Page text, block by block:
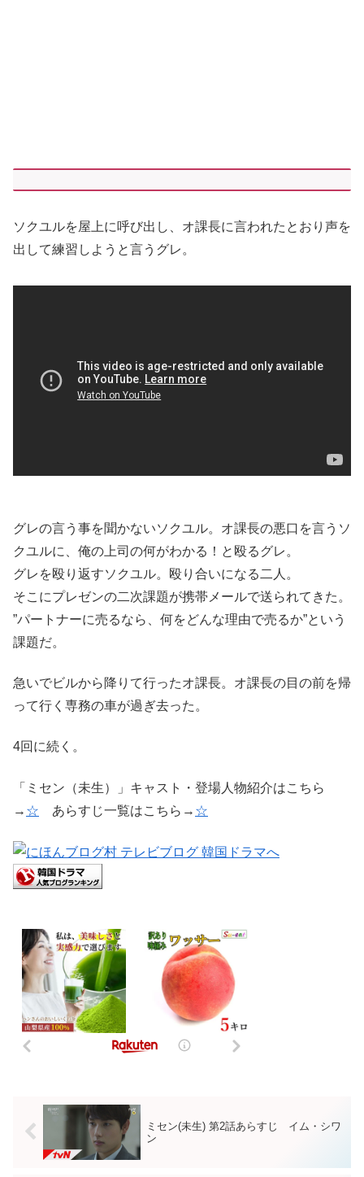
ソクユルを屋上に呼び出し、オ課長に言われたとおり声を
出して練習しようと言うグレ。
グレの言う事を聞かないソクユル。オ課長の悪口を言うソ
クユルに、俺の上司の何がわかる！と殴るグレ。
グレを殴り返すソクユル。殴り合いになる二人。
そこにプレゼンの二次課題が携帯メールで送られてきた。
”パートナーに売るなら、何をどんな理由で売るか”という
課題だ。
急いでビルから降りて行ったオ課長。オ課長の目の前を帰
って行く専務の車が過ぎ去った。
4回に続く。
「ミセン（未生）」キャスト・登場人物紹介はこちら
→ ☆ あらすじ一覧はこちら→ ☆
ミセン(未生) 第2話あらすじ イム・シワ
ン